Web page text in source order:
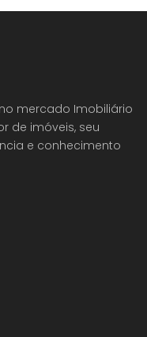
mercado Imobiliário
de imóveis, seu
e conhecimento